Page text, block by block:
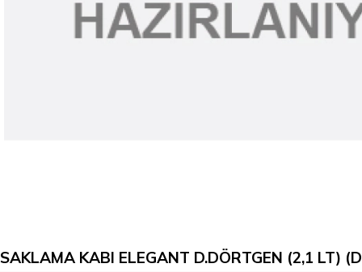
SAKLAMA KABI ELEGANT D.DÖRTGEN (2,1 LT)